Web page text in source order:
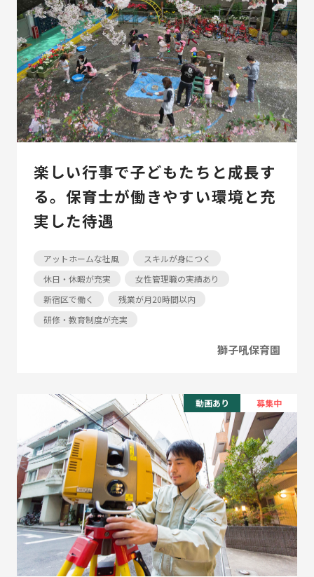
楽しい行事で子どもたちと成長す
る。保育士が働きやすい環境と充
実した待遇
アットホームな社風
スキルが身につく
休日・休暇が充実
女性管理職の実績あり
新宿区で働く
残業が月20時間以内
研修・教育制度が充実
獅子吼保育園
動画あり 募集中